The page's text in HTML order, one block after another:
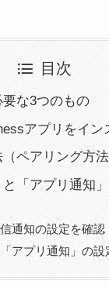
目次
な3つのもの
アプリをイン
ペアリング方法
と「アプリ通知
通知の設定を確認
アプリ通知」の設